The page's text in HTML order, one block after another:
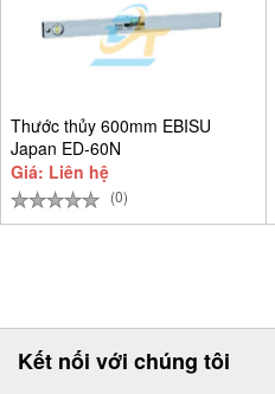
Thước thủy 600mm EBISU
Japan ED-60N
Giá: Liên hệ
(0)
Kết nối với chúng tôi